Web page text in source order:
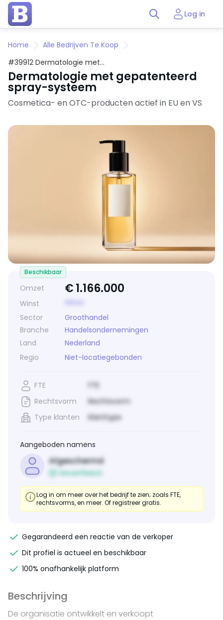
Log in
Home
Alle Bedrijven Te Koop
#39912 Dermatologie met
gepatenteerd spray-systeem
Dermatologie met gepatenteerd
spray-systeem
Cosmetica- en OTC-producten actief in EU en VS
Omzet €1.166.000
Winst
Sector
Groothandel
Branche
Handelsondernemingen
Land
Nederland
Regio
Niet-locatiegebonden
Beschikbaar
FTE
FTE
Rechtsvorm
Rechtsvorm
Type klanten
Klanttype
Aangeboden namens
Afgeschermd
Geverifieerd
Log in om meer over het bedrijf te zien; zoals FTE,
rechtsvorms, en meer. Of registreer gratis.
Gegarandeerd een reactie van de verkoper
Dit profiel is actueel en beschikbaar
100% onafhankelijk platform
Beschrijving
De organisatie ontwikkelt en verkoopt